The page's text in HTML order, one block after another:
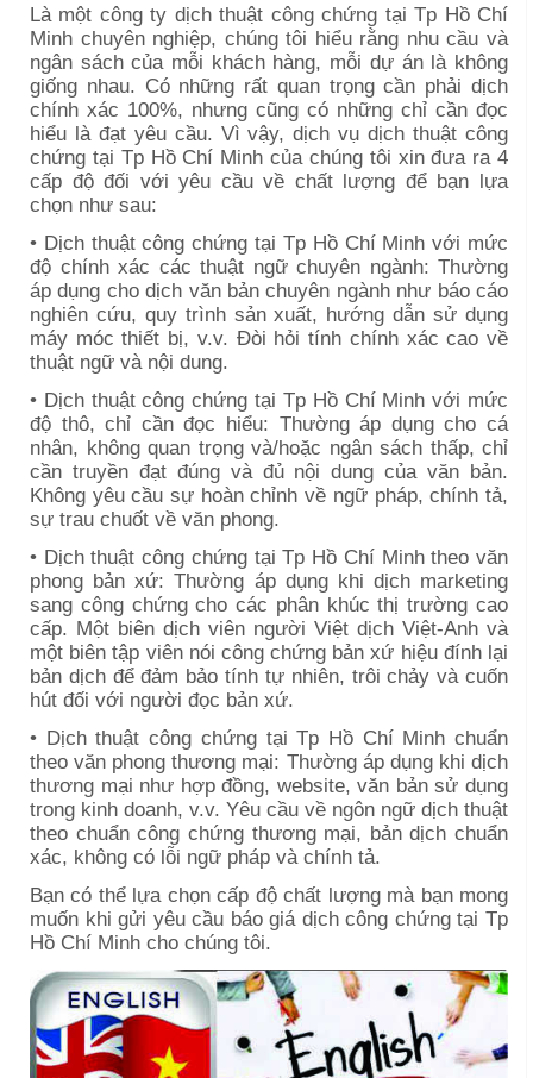
Là một công ty dịch thuật công chứng tạiTp Hồ Chí
Minh chuyên nghiệp, chúng tôi hiểu rằng nhu cầu và
ngân sách của mỗi khách hàng, mỗi dự án là không
giống nhau. Có những rất quan trọng cần phải dịch
chính xác 100%, nhưng cũng có những chỉ cần đọc
hiểu là đạt yêu cầu. Vì vậy, dịch vụ dịch thuật công
chứng tại Tp Hồ Chí Minh của chúng tôi xin đưa ra 4
cấp độ đối với yêu cầu về chất lượng để bạn lựa
chọn như sau:
• Dịch thuật công chứng tại Tp Hồ Chí Minh với mức
độ chính xác các thuật ngữ chuyên ngành: Thường
áp dụng cho dịch văn bản chuyên ngành như báo cáo
nghiên cứu, quy trình sản xuất, hướng dẫn sử dụng
máy móc thiết bị, v.v. Đòi hỏi tính chính xác cao về
thuật ngữ và nội dung.
• Dịch thuật công chứng tại Tp Hồ Chí Minh với mức
độ thô, chỉ cần đọc hiểu: Thường áp dụng cho cá
nhân, không quan trọng và/hoặc ngân sách thấp, chỉ
cần truyền đạt đúng và đủ nội dung của văn bản.
Không yêu cầu sự hoàn chỉnh về ngữ pháp, chính tả,
sự trau chuốt về văn phong.
• Dịch thuật công chứng tạiTp Hồ Chí Minhtheo văn
phong bản xứ: Thường áp dụng khi dịch marketing
sang công chứng cho các phân khúc thị trường cao
cấp. Một biên dịch viên người Việt dịch Việt-Anh và
một biên tập viên nói công chứng bản xứ hiệu đính lại
bản dịch để đảm bảo tính tự nhiên, trôi chảy và cuốn
hút đối với người đọc bản xứ.
• Dịch thuật công chứng tạiTp Hồ Chí Minh chuẩn
theo văn phong thương mại: Thường áp dụng khi dịch
thương mại như hợp đồng, website, văn bản sử dụng
trong kinh doanh, v.v. Yêu cầu về ngôn ngữ dịch thuật
theo chuẩn công chứng thương mại, bản dịch chuẩn
xác, không có lỗi ngữ pháp và chính tả.
Bạn có thể lựa chọn cấp độ chất lượng mà bạn mong
muốn khi gửi yêu cầu báo giá dịch công chứng tại Tp
Hồ Chí Minh cho chúng tôi.